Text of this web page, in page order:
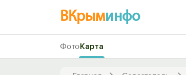
ВКрыминфо
ФотоКарта